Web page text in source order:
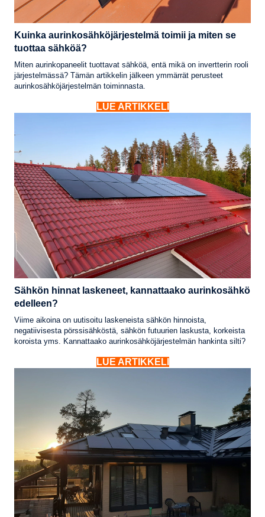
Kuinka aurinkosähköjärjestelmä toimii ja miten se
tuottaa sähköä?
Miten aurinkopaneelit tuottavat sähköä, entä mikä on invertterin rooli
järjestelmässä? Tämän artikkelin jälkeen ymmärrät perusteet
aurinkosähköjärjestelmän toiminnasta.
LUE ARTIKKELI
Sähkön hinnat laskeneet, kannattaako aurinkosähkö
edelleen?
Viime aikoina on uutisoitu laskeneista sähkön hinnoista,
negatiivisesta pörssisähköstä, sähkön futuurien laskusta, korkeista
koroista yms. Kannattaako aurinkosähköjärjestelmän hankinta silti?
LUE ARTIKKELI